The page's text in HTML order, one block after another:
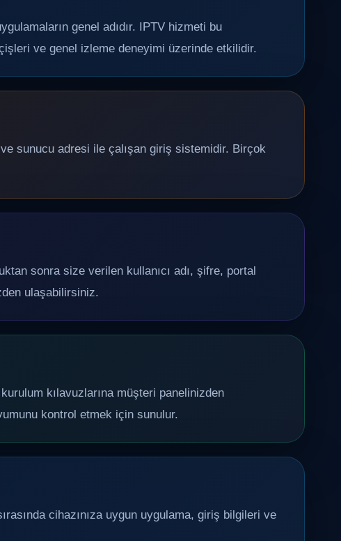
genel adıdır. IPTV hizmeti bu
ve genel izleme deneyimi üzerinde etkilidir.
sunucu adresi ile çalışan giriş sistemidir. Birçok
sonra size verilen kullanıcı adı, şifre, portal
ulaşabilirsiniz.
kılavuzlarına müşteri panelinizden
kontrol etmek için sunulur.
cihazınıza uygun uygulama, giriş bilgileri ve